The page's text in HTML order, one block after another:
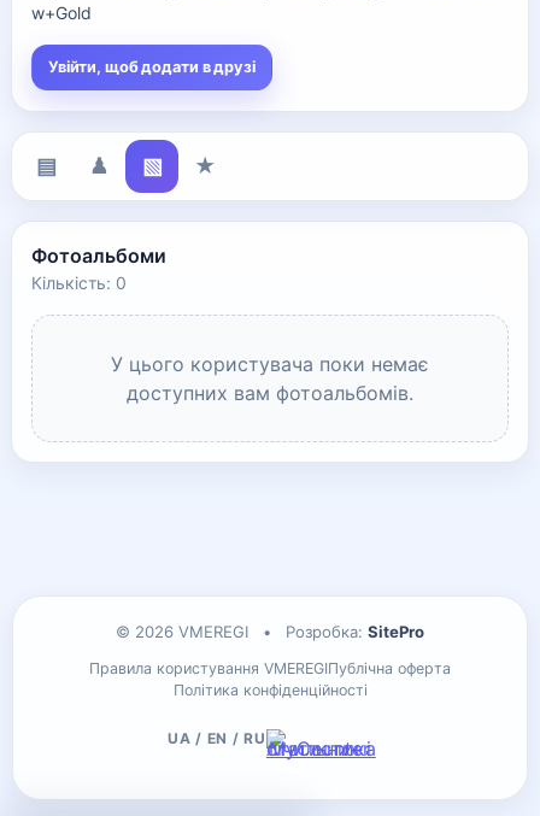
w+Gold
Увійти, щоб додати в друзі
▤ ♟ ▧ ★
Фотоальбоми
Кількість: 0
У цього користувача поки немає
доступних вам фотоальбомів.
© 2026 VMEREGI • Розробка: SitePro
Правила користування VMEREGIПублічна оферта
Політика конфіденційності
UA / EN / RU